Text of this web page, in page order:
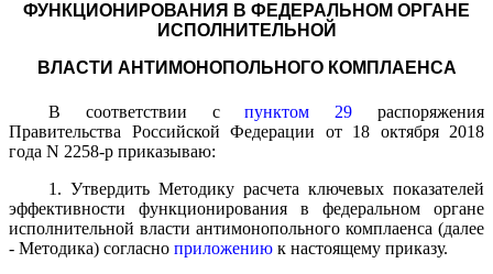
ФУНКЦИОНИРОВАНИЯ В ФЕДЕРАЛЬНОМ ОРГАНЕ
ИСПОЛНИТЕЛЬНОЙ
ВЛАСТИ АНТИМОНОПОЛЬНОГО КОМПЛАЕНСА
В соответствии спунктом 29 распоряжения
Правительства Российской Федерации от 18 октября 2018
года N 2258-р приказываю:
1. Утвердить Методику расчета ключевых показателей
эффективности функционирования в федеральном органе
исполнительной власти антимонопольного комплаенса (далее
- Методика) согласно приложению к настоящему приказу.